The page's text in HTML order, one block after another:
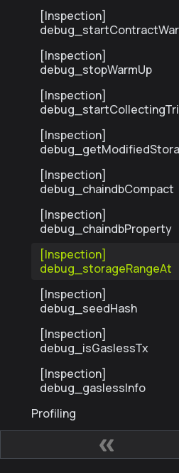
[Inspection]
[Inspection]
debug_stopWarmUp
[Inspection]
[Inspection]
[Inspection]
debug_chaindbCompact
[Inspection]
debug_chaindbProperty
[Inspection]
debug_storageRangeAt
[Inspection]
debug_seedHash
[Inspection]
debug_isGaslessTx
[Inspection]
debug_gaslessInfo
Profiling